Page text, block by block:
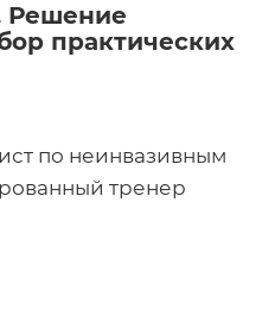
Решение
практических
по неинвазивным
тренер